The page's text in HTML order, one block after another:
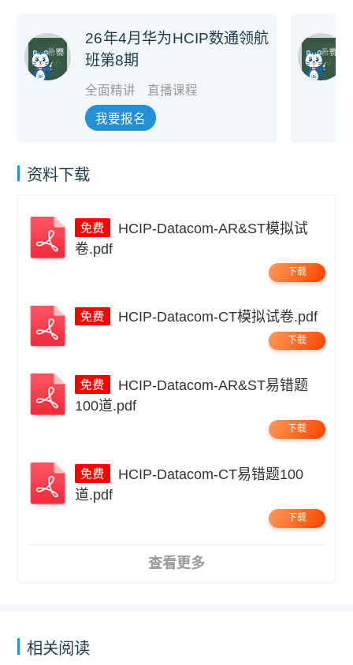
26年4月华为HCIP数通领航
班第8期
全面精讲 直播课程
我要报名
资料下载
卷.pdf
下载
HCIP-Datacom-CT模拟试卷.pdf
下载
100道.pdf
下载
道.pdf
下载
查看更多
相关阅读